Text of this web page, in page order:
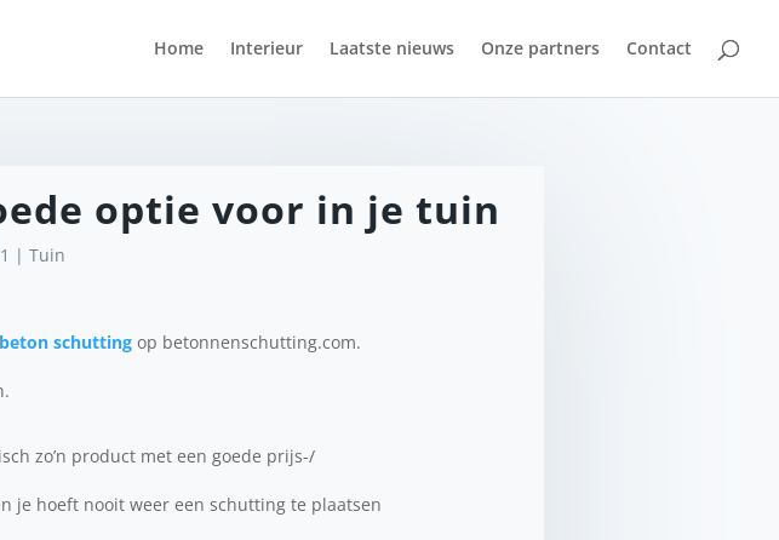
Home Interieur Laatste nieuws Onze partners Contact
optie voor in je tuin
| Tuin
schuttingop betonnenschutting.com.
zo’n product met een goede prijs-/
je hoeft nooit weer een schutting te plaatsen